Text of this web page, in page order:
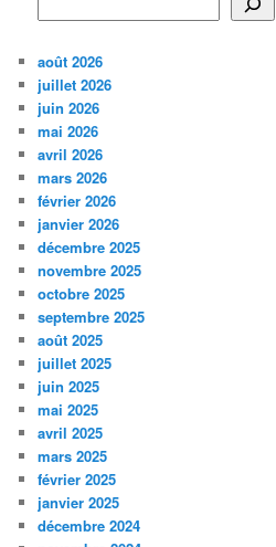
août 2026
juillet 2026
juin 2026
mai 2026
avril 2026
mars 2026
février 2026
janvier 2026
décembre 2025
novembre 2025
octobre 2025
septembre 2025
août 2025
juillet 2025
juin 2025
mai 2025
avril 2025
mars 2025
février 2025
janvier 2025
décembre 2024